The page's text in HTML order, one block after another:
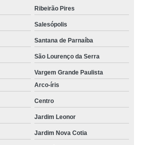
Ribeirão Pires
Salesópolis
Santana de Parnaíba
São Lourenço da Serra
Vargem Grande Paulista
Arco-íris
Centro
Jardim Leonor
Jardim Nova Cotia